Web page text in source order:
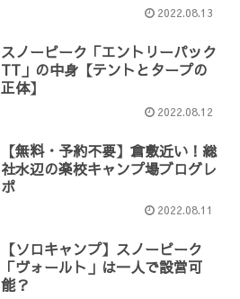
2022.08.13
スノーピーク「エントリーパック
TT」の中身【テントとタープの
正体】
2022.08.12
【無料・予約不要】倉敷近い！総
社水辺の楽校キャンプ場ブログレ
ポ
2022.08.11
【ソロキャンプ】スノーピーク
「ヴォールト」は一人で設営可
能？